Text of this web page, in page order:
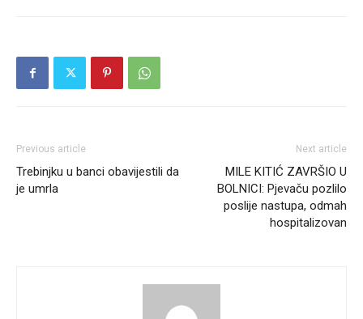
Previous article
Trebinjku u banci obavijestili da
je umrla
Next article
MILE KITIĆ ZAVRŠIO U
BOLNICI: Pjevaču pozlilo
poslije nastupa, odmah
hospitalizovan